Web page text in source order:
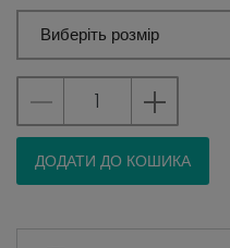
Виберіть розмір
ДОДАТИ ДО КОШИКА